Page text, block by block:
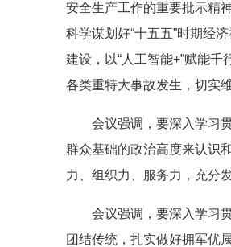
安全生产工作的重要批示精
科学谋划好“十五五”时期经
建设，以“人工智能+”赋能
各类重特大事故发生，切实
会议强调，要深入学习
群众基础的政治高度来认识
力、组织力、服务力，充分
会议强调，要深入学习
团结传统，扎实做好拥军优